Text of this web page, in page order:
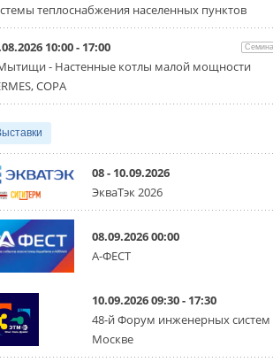
ЦОД с плотностью 54 кВт на
стойку
3 АВГУСТА 2026
систему DVM на R32
Линейка включает семь типоразмеров
производительностью от 22,4 до 56
Суммарная длина трубопроводов ...
3 АВГУСТА 2026
«СиСофт Девелопмент»
итоги конкурса студенческих
стартует уже в сентябре 2026 года ...
3 АВГУСТА 2026
«Русклимат» укрепляет
теплоснабжения населенных пунктов
10:00 - 17:00
- Настенные котлы малой мощности
COPA
08 - 10.09.2026
ЭкваТэк 2026
08.09.2026 00:00
А-ФЕСТ
10.09.2026 09:30 - 17:30
48-й Форум инженерных систем
Москве